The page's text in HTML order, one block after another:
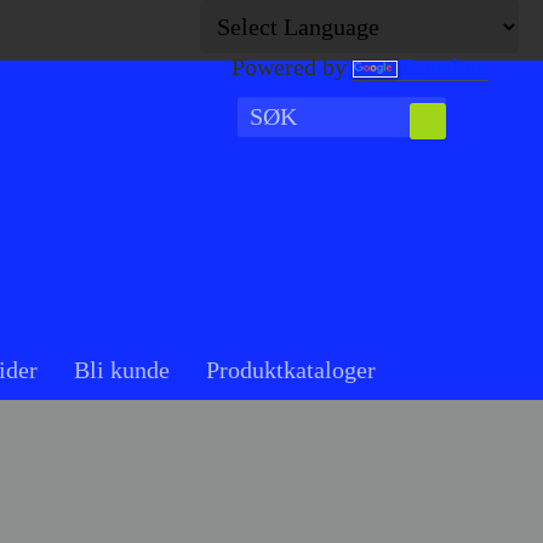
Bli kunde Produktkataloger
Powered by Translate